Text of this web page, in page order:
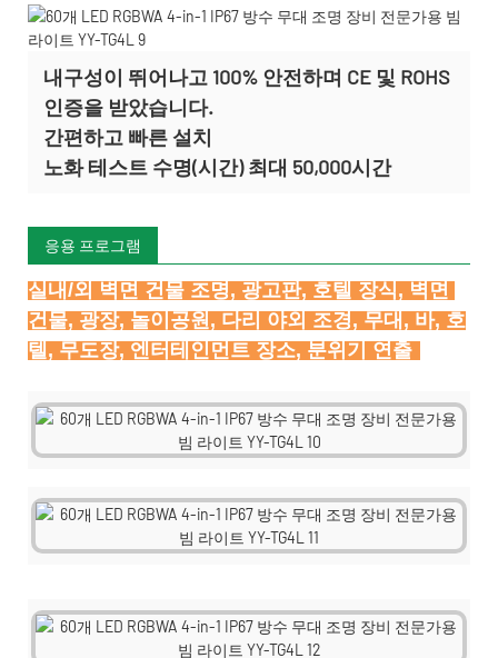
내구성이 뛰어나고 100% 안전하며 CE 및 ROHS
인증을 받았습니다.
간편하고 빠른 설치
노화 테스트 수명(시간) 최대 50,000시간
응용 프로그램
실내/외 벽면 건물 조명, 광고판, 호텔 장식, 벽면
건물, 광장, 놀이공원, 다리 야외 조경, 무대, 바, 호
텔, 무도장, 엔터테인먼트 장소, 분위기 연출